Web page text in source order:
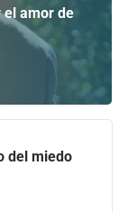
amor de
del miedo